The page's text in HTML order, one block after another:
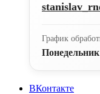
График
ВКонтакте